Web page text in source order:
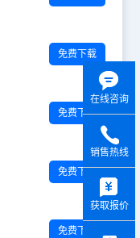
免费下载
免费下载
免费下载
免费下载
在线咨询
销售热线
获取报价